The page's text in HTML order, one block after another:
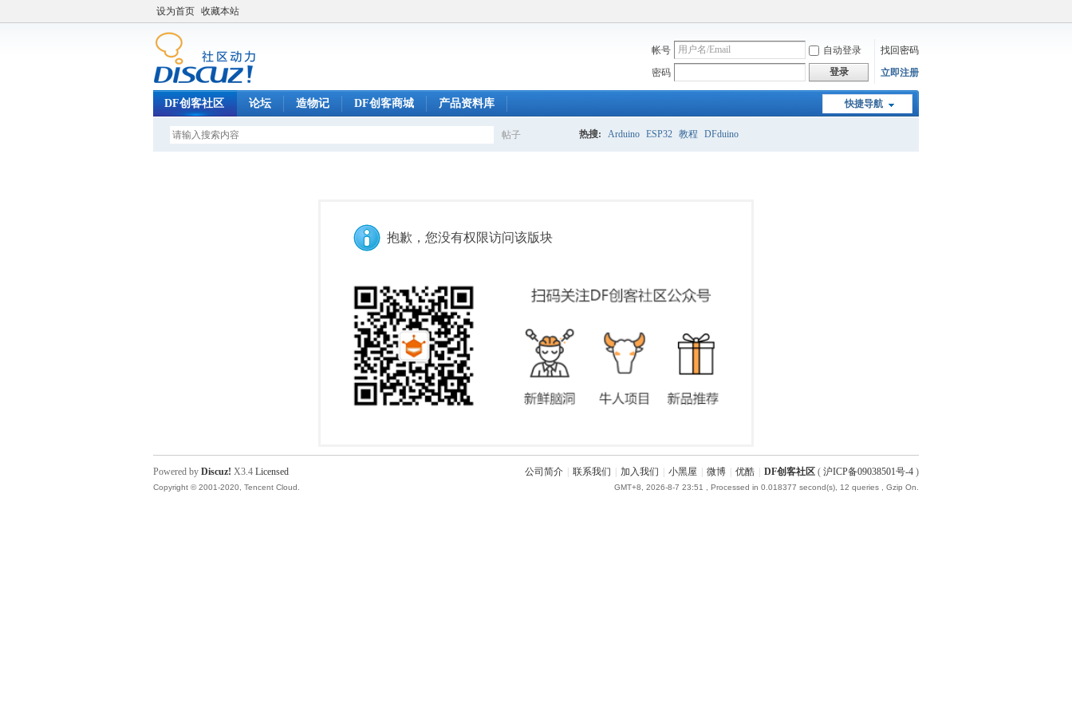
设为首页 收藏本站
帐号 自动登录
找回密码
密码
登录 立即注册
快捷导航
DF创客社区 论坛 造物记 DF创客商城 产品资料库
帖子 热搜: Arduino ESP32 教程 DFduino
抱歉，您没有权限访问该版块
公司简介 联系我们 加入我们 小黑屋 微博 优酷 DF创客社区 ( 沪ICP备09038501号-4 )
GMT+8, 2026-8-7 23:51 , Processed in 0.018377 second(s), 12 queries , Gzip On.
Powered by Discuz! X3.4 Licensed
Copyright © 2001-2020, Tencent Cloud.